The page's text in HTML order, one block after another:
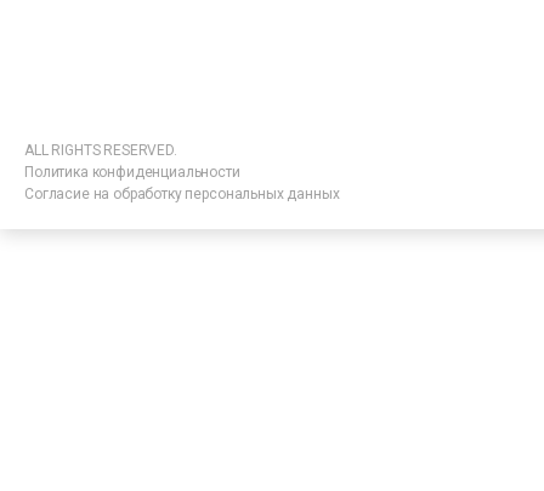
ALL RIGHTS RESERVED.
Политика конфиденциальности
Согласие на обработку персональных данных